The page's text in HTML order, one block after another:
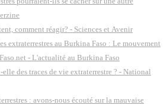
comment réagir? - Sciences et Avenir
extraterrestres au Burkina Faso : Le mouvement
- L'actualité au Burkina Faso
des traces de vie extraterrestre ? - National
: avons-nous écouté sur la mauvaise